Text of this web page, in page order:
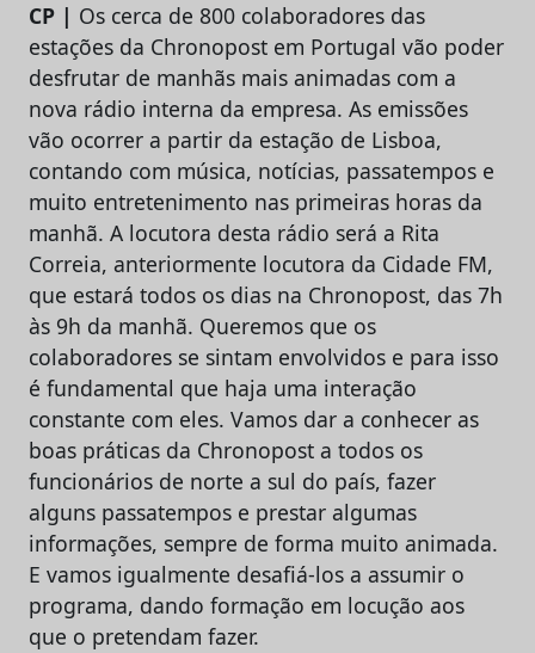
CP | Os cerca de 800 colaboradores das
estações da Chronopost em Portugal vão poder
desfrutar de manhãs mais animadas com a
nova rádio interna da empresa. As emissões
vão ocorrer a partir da estação de Lisboa,
contando com música, notícias, passatempos e
muito entretenimento nas primeiras horas da
manhã. A locutora desta rádio será a Rita
Correia, anteriormente locutora da Cidade FM,
que estará todos os dias na Chronopost, das 7h
às 9h da manhã. Queremos que os
colaboradores se sintam envolvidos e para isso
é fundamental que haja uma interação
constante com eles. Vamos dar a conhecer as
boas práticas da Chronopost a todos os
funcionários de norte a sul do país, fazer
alguns passatempos e prestar algumas
informações, sempre de forma muito animada.
E vamos igualmente desafiá-los a assumir o
programa, dando formação em locução aos
que o pretendam fazer.